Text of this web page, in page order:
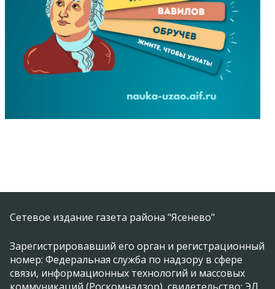
Сетевое издание газета района "Ясенево"
Зарегистрировавший его орган и регистрационный
номер: Федеральная служба по надзору в сфере
связи, информационных технологий и массовых